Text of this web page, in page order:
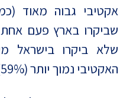
שלא ביקרו בישראל
האקטיבי נמוך יותר (59%).